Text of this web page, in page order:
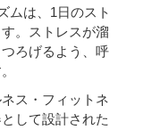
ムは、1日のスト
。ストレスが溜
ろげるよう、呼
ス・フィットネ
して設計された